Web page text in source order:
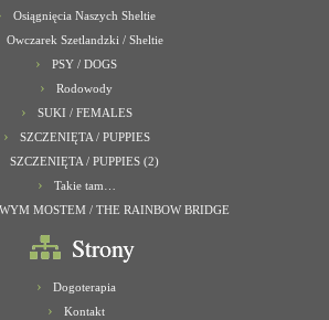
Osiągnięcia Naszych Sheltie
Owczarek Szetlandzki / Sheltie
PSY / DOGS
Rodowody
SUKI / FEMALES
SZCZENIĘTA / PUPPIES
SZCZENIĘTA / PUPPIES (2)
Takie tam…
MOSTEM / THE RAINBOW BRIDGE
Strony
Dogoterapia
Kontakt